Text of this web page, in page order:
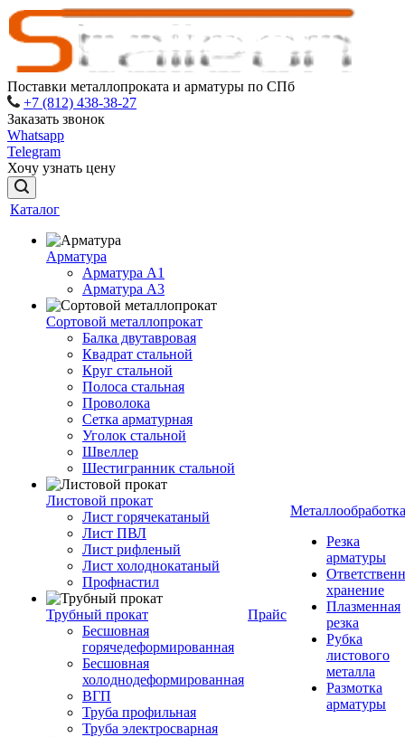
Поставки металлопроката и арматуры по СПб
+7 (812) 438-38-27
Заказать звонок
Whatsapp
Telegram
Хочу узнать цену
Каталог
Арматура
Арматура A1
Арматура А3
Сортовой металлопрокат
Балка двутавровая
Квадрат стальной
Круг стальной
Полоса стальная
Проволока
Сетка арматурная
Уголок стальной
Швеллер
Шестигранник стальной
Листовой прокат
Лист горячекатаный
Лист ПВЛ
Лист рифленый
Лист холоднокатаный
Профнастил
Трубный прокат
Бесшовная
горячедеформированная
Бесшовная
холоднодеформированная
ВГП
Труба профильная
Труба электросварная
Прайс
Металлообработка
Резка
арматуры
хранение
Плазменная
резка
Рубка
листового
металла
Размотка
арматуры